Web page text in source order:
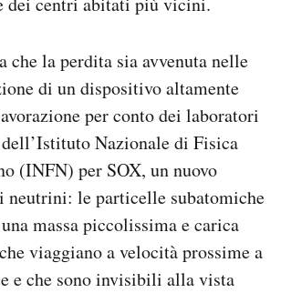
che la perdita sia avvenuta nelle
di un dispositivo altamente
per conto dei laboratori
dell’Istituto Nazionale di Fisica
(INFN) per SOX, un nuovo
neutrini: le particelle subatomiche
massa piccolissima e carica
viaggiano a velocità prossime a
e che sono invisibili alla vista